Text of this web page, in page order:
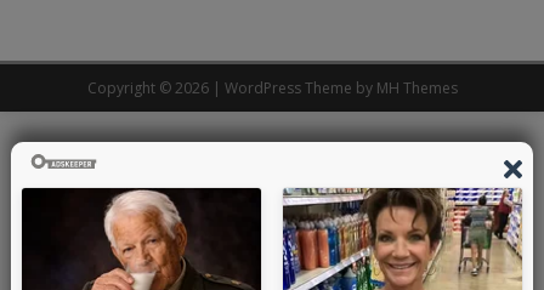
Copyright © 2026 | WordPress Theme by MH Themes